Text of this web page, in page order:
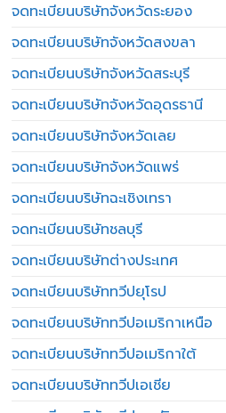
จดทะเบียนบริษัทจังหวัดระยอง
จดทะเบียนบริษัทจังหวัดสงขลา
จดทะเบียนบริษัทจังหวัดสระบุรี
จดทะเบียนบริษัทจังหวัดอุดรธานี
จดทะเบียนบริษัทจังหวัดเลย
จดทะเบียนบริษัทจังหวัดแพร่
จดทะเบียนบริษัทฉะเชิงเทรา
จดทะเบียนบริษัทชลบุรี
จดทะเบียนบริษัทต่างประเทศ
จดทะเบียนบริษัททวีปยุโรป
จดทะเบียนบริษัททวีปอเมริกาเหนือ
จดทะเบียนบริษัททวีปอเมริกาใต้
จดทะเบียนบริษัททวีปเอเชีย